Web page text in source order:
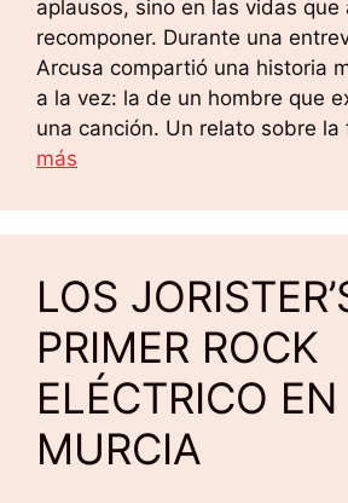
aplausos, sino en las vidas que
recomponer. Durante una
Arcusa compartió una historia
a la vez: la de un hombre que
una canción. Un relato sobre
más
LOS
PRIMER ROCK
ELÉCTRICO EN
MURCIA